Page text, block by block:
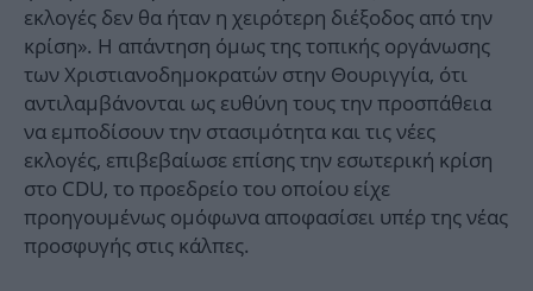
εκλογές δεν θα ήταν η χειρότερη διέξοδος από την
κρίση». Η απάντηση όμως της τοπικής οργάνωσης
των Χριστιανοδημοκρατών στην Θουριγγία, ότι
αντιλαμβάνονται ως ευθύνη τους την προσπάθεια
να εμποδίσουν την στασιμότητα και τις νέες
εκλογές, επιβεβαίωσε επίσης την εσωτερική κρίση
στο CDU, το προεδρείο του οποίου είχε
προηγουμένως ομόφωνα αποφασίσει υπέρ της νέας
προσφυγής στις κάλπες.